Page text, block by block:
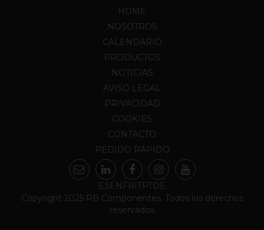
HOME
NOSOTROS
CALENDARIO
PRODUCTOS
NOTICIAS
AVISO LEGAL
PRIVACIDAD
COOKIES
CONTACTO
PEDIDO RÁPIDO
ES EN FR ITPTDE
Copyright 2025 RB Componentes. Todos los derechos
reservados